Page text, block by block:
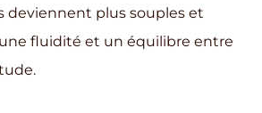
deviennent plus souples et
fluidité et un équilibre entre